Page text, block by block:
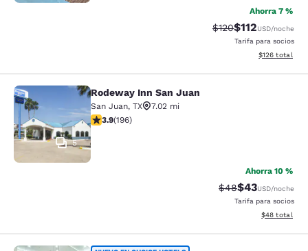
Ahorra 7 %
Precio tachado:
$120Precio con
$112USD/noche
Tarifa para socios
Ver detalles
$126 total
Rodeway Inn San Juan
5
Rodeway Inn San Juan
San Juan, TX
7.02 mi
calificación de 3.91 estrellas. Bueno. 196 reseñas
3.9(196)
Ahorra 10 %
Precio tachado:
$48Precio con
$43USD/noche
Tarifa para socios
Ver detalles
$48 total